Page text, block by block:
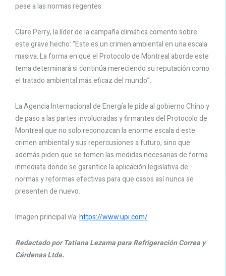
pese a las normas regentes.
Clare Perry, la líder de la campaña climática comento sobre
este grave hecho: “Este es un crimen ambiental en una escala
masiva. La forma en que el Protocolo de Montreal aborde este
tema determinará si continúa mereciendo su reputación como
el tratado ambiental más eficaz del mundo”.
La Agencia Internacional de Energía le pide al gobierno Chino y
de paso a las partes involucradas y firmantes del Protocolo de
Montreal que no solo reconozcan la enorme escala d este
crimen ambiental y sus repercusiones a futuro, sino que
además piden que se tomen las medidas necesarias de forma
inmediata donde se garantice la aplicación legislativa de
normas y reformas efectivas para que casos así nunca se
presenten de nuevo.
Imagen principal vía:https://www.upi.com/
Redactado por Tatiana Lezama para Refrigeración Correa y
Cárdenas Ltda.